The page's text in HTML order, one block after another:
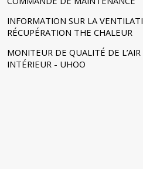
INFORMATION SUR LA
RÉCUPÉRATION THE CHALEUR
MONITEUR DE QUALITÉ DE L’AIR
INTÉRIEUR - UHOO